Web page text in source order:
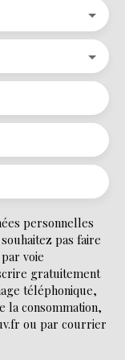
personnelles
pas faire
voie
gratuitement
téléphonique,
la consommation,
ou par courrier